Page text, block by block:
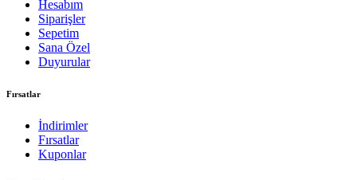
Hesabım
Siparişler
Sepetim
Sana Özel
Duyurular
Fırsatlar
İndirimler
Fırsatlar
Kuponlar